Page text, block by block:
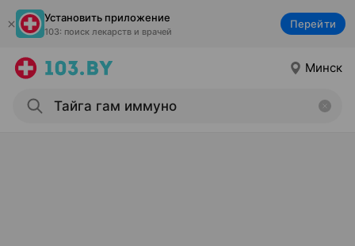
Установить приложение
103: поиск лекарств и врачей
Перейти
Минск